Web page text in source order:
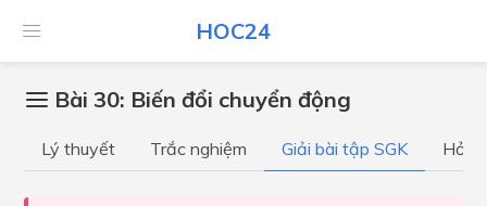
HOC24
Bài 30: Biến đổi chuyển động
Lý thuyết Trắc nghiệm Giải bài tập SGK Hỏi